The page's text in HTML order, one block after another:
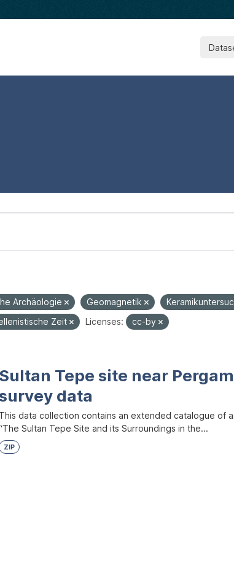
Archäologie Geomagnetik
Zeit Licenses: cc-by
Sultan Tepe site near
data
This data collection contains an extended catalogue of
Sultan Tepe Site and its Surroundings in the...
ZIP